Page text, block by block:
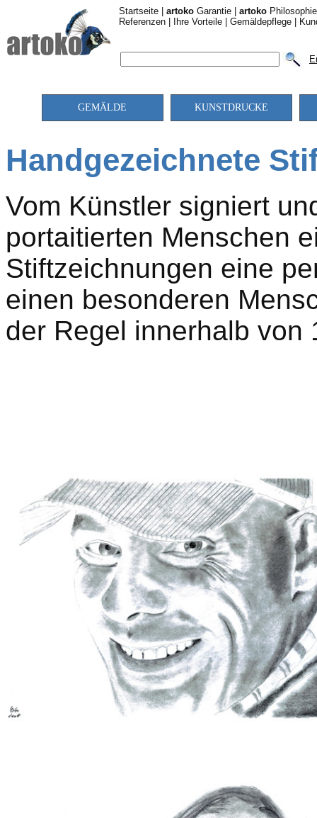
Startseite artoko Garantie artoko Philosophie
Referenzen
Ihre Vorteile Gemäldepflege
GEMÄLDE KUNSTDRUCKE
Handgezeichnete
Vom Künstler signiert
portaitierten Menschen
Stiftzeichnungen eine
einen besonderen
der Regel innerhalb von